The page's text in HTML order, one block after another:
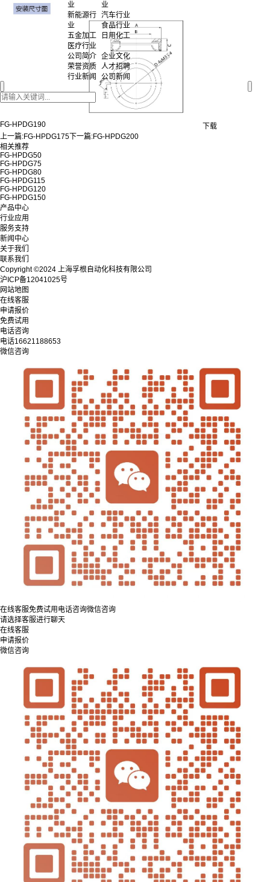
业
业
新能源行
业
汽车行业
食品行业
五金加工
日用化工
医疗行业
公司简介 企业文化
荣誉资质 人才招聘
行业新闻
公司新闻
FG-HPDG190
下载
上一篇:FG-HPDG175下一篇:FG-HPDG200
相关推荐
FG-HPDG50
FG-HPDG75
FG-HPDG80
FG-HPDG115
FG-HPDG120
FG-HPDG150
产品中心
行业应用
服务支持
新闻中心
关于我们
联系我们
Copyright ©2024 上海孚根自动化科技有限公司
沪ICP备12041025号
网站地图
在线客服
申请报价
免费试用
电话咨询
电话16621188653
微信咨询
在线客服免费试用 电话咨询微信咨询
请选择客服进行聊天
在线客服
申请报价
微信咨询